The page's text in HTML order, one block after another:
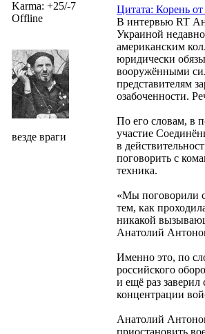
Karma: +25/-7
Offline
везде враги
Цитата: Корень
В интервью RT
Украиной
американским
юридически
вооружёнными
представителям
озабоченности.
По его словам, в
участие
в
поговорить с
техника.
«Мы поговорили
тем, как
никакой
Анатолий
Именно это, по
российского
и ещё раз заверил
концентрации
Анатолий
приостановить